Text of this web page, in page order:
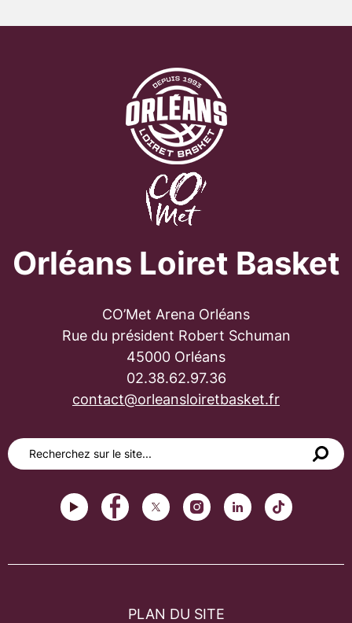
Orléans Loiret Basket
CO’Met Arena Orléans
Rue du président Robert Schuman
45000 Orléans
02.38.62.97.36
contact@orleansloiretbasket.fr
PLAN DU SITE